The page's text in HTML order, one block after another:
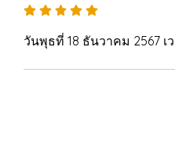
วันพุธที่ 18 ธันวาคม 2567 เ